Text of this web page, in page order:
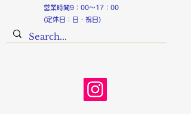
営業時間9：00～17：00
(定休日：日・祝日)